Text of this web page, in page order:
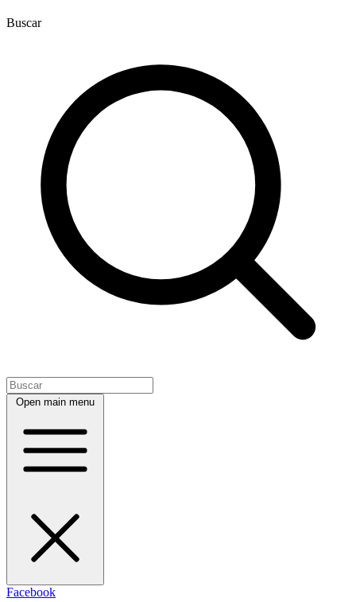
Buscar
Open main menu
Facebook